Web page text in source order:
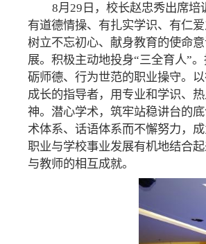
8月29日，校长赵忠秀出席
有道德情操、有扎实学识、有仁
树立不忘初心、献身教育的使命
展。积极主动地投身“三全育人”
砺师德、行为世范的职业操守。
成长的指导者，用专业和学识、
神。潜心学术，筑牢站稳讲台的
术体系、话语体系而不懈努力，
职业与学校事业发展有机地结合
与教师的相互成就。